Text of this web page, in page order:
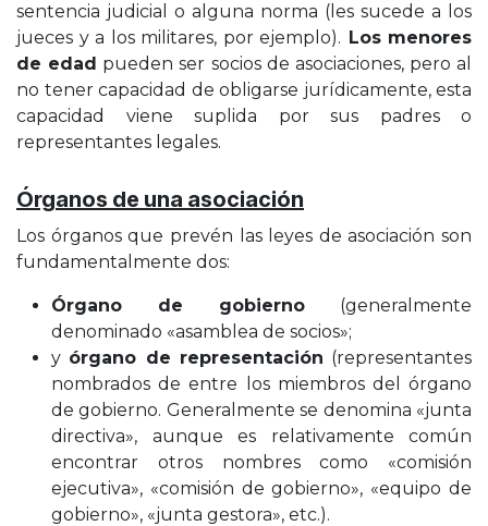
sentencia judicial o alguna norma (les sucede a los
jueces y a los militares, por ejemplo). Los menores
de edad pueden ser socios de asociaciones, pero al
no tener capacidad de obligarse jurídicamente, esta
capacidad viene suplida por sus padres o
representantes legales.
Órganos de una asociación
Los órganos que prevén las leyes de asociación son
fundamentalmente dos:
Órgano de gobierno (generalmente
denominado «asamblea de socios»;
y órgano de representación (representantes
nombrados de entre los miembros del órgano
de gobierno. Generalmente se denomina «junta
directiva», aunque es relativamente común
encontrar otros nombres como «comisión
ejecutiva», «comisión de gobierno», «equipo de
gobierno», «junta gestora», etc.).